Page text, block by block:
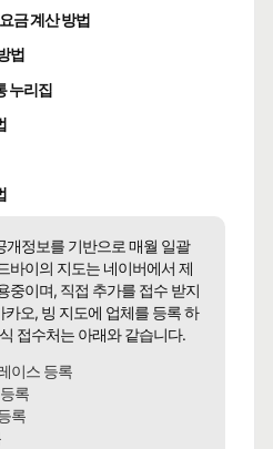
금 계산 방법
법
누리집
개정보를 기반으로 매월 일괄
바이의 지도는 네이버에서 제
중이며, 직접 추가를 접수 받지
카오, 빙 지도에 업체를 등록 하
접수처는 아래와 같습니다.
이스 등록
록
록